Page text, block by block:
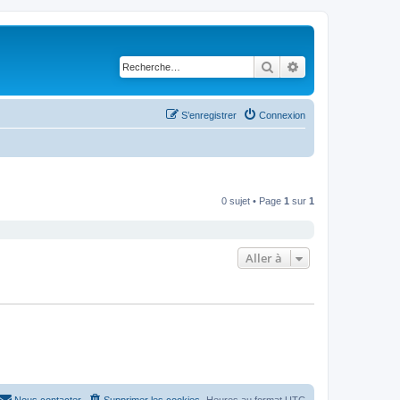
Rechercher
Connexion
S’enregistrer
0 sujet • Page 1 sur 1
Aller à